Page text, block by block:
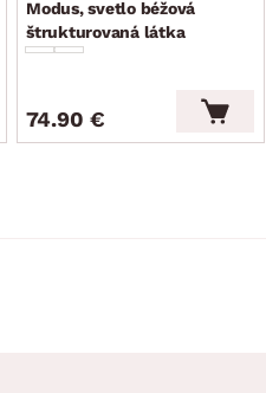
Modus, svetlo béžová
štrukturovaná látka
74.90 €